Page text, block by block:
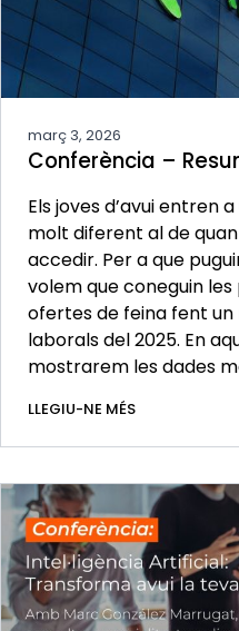
març 3, 2026
Conferència –
Els joves d’avui entren
molt diferent al de
accedir. Per a que
volem que coneguin
ofertes de feina fent
laborals del 2025. En
mostrarem les dades
LLEGIU-NE MÉS